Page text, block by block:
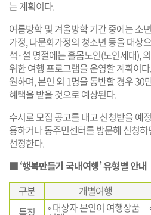
는 계획이다.
여름방학 및 겨울방학 기간 중에는 소
가정, 다문화가정의 청소년 등을 대상
석·설 명절에는 홀몸노인(노인세대),
위한 여행 프로그램을 운영할 계획이
원하며, 본인 외 1명을 동반할 경우 30
혜택을 받을 것으로 예상된다.
수시로 모집 공고를 내고 신청받을 예
용하거나 동주민센터를 방문해 신청
선정한다.
■ ‘행복만들기 국내여행’ 유형별 안내
구분
개별여행
◦ 대상자 본인이 여행상품